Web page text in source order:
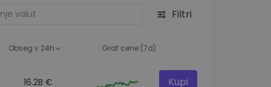
Filtri
Obseg v 24h Graf cene (7d)
16.2B € Kupi